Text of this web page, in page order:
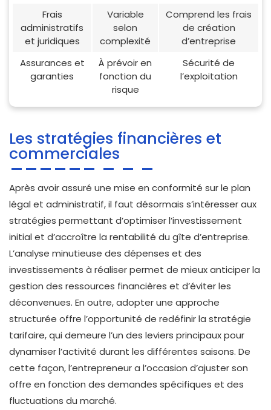
Frais
administratifs
et juridiques
Variable
selon
complexité
Comprend les frais
de création
d’entreprise
Assurances et
garanties
À prévoir en
fonction du
risque
Sécurité de
l’exploitation
Les stratégies financières et
commerciales
Après avoir assuré une mise en conformité sur le plan
légal et administratif, il faut désormais s’intéresser aux
stratégies permettant d’optimiser l’investissement
initial et d’accroître la rentabilité du gîte d’entreprise.
L’analyse minutieuse des dépenses et des
investissements à réaliser permet de mieux anticiper la
gestion des ressources financières et d’éviter les
déconvenues. En outre, adopter une approche
structurée offre l’opportunité de redéfinir la stratégie
tarifaire, qui demeure l’un des leviers principaux pour
dynamiser l’activité durant les différentes saisons. De
cette façon, l’entrepreneur a l’occasion d’ajuster son
offre en fonction des demandes spécifiques et des
fluctuations du marché.